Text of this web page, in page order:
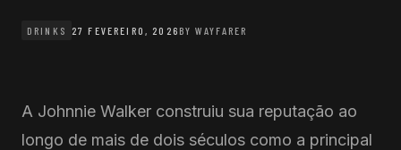
DRINKS 27 FEVEREIRO, 2026BY WAYFARER
A Johnnie Walker construiu sua reputação ao
longo de mais de dois séculos como a principal